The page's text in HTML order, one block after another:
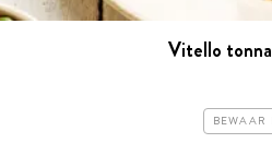
Vitello
BEWAAR